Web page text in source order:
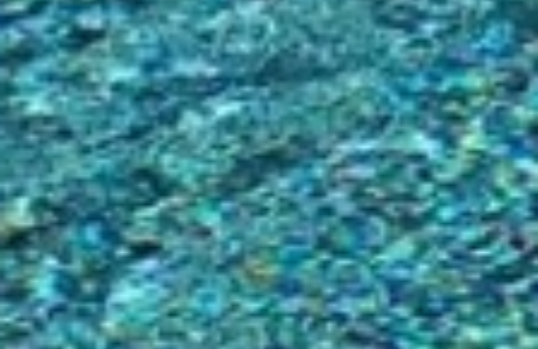
Analíticas y personalización
Permiten realizar el seguimiento y análisis del
comportamiento de los usuarios de este sitio web. La
información recogida mediante este tipo de cookies se
utiliza en la medición de la actividad de la web para la
elaboración de perfiles de navegación de los usuarios con
el fin de introducir mejoras en función del análisis de los
datos de uso que hacen los usuarios del servicio. Permiten
guardar la información de preferencia del usuario para
mejorar la calidad de nuestros servicios y para ofrecer una
mejor experiencia a través de productos recomendados.
Marketing y publicidad